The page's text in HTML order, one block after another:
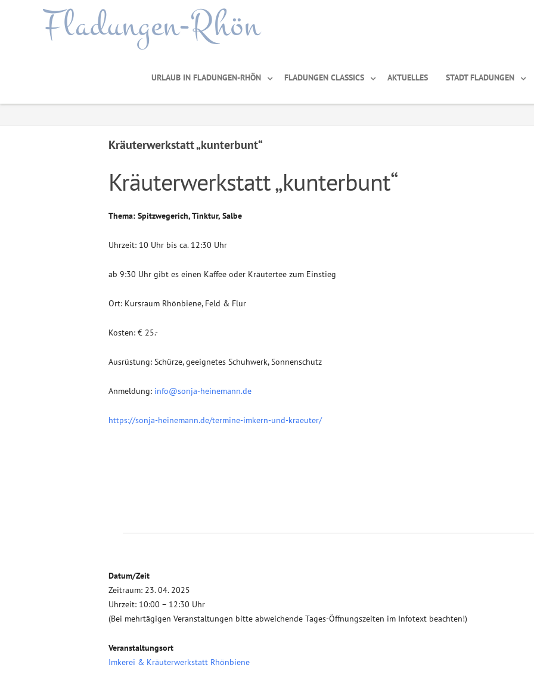
Fladungen-Rhön
URLAUB IN FLADUNGEN-RHÖN FLADUNGEN CLASSICS AKTUELLES STADT FLADUNGEN
Kräuterwerkstatt „kunterbunt“
Kräuterwerkstatt „kunterbunt“
Thema: Spitzwegerich, Tinktur, Salbe
Uhrzeit: 10 Uhr bis ca. 12:30 Uhr
ab 9:30 Uhr gibt es einen Kaffee oder Kräutertee zum Einstieg
Ort: Kursraum Rhönbiene, Feld & Flur
Kosten: € 25.-
Ausrüstung: Schürze, geeignetes Schuhwerk, Sonnenschutz
Anmeldung: info@sonja-heinemann.de
https://sonja-heinemann.de/termine-imkern-und-kraeuter/
Datum/Zeit
Zeitraum: 23. 04. 2025
Uhrzeit: 10:00 – 12:30 Uhr
(Bei mehrtägigen Veranstaltungen bitte abweichende Tages-Öffnungszeiten im Infotext beachten!)
Veranstaltungsort
Imkerei & Kräuterwerkstatt Rhönbiene